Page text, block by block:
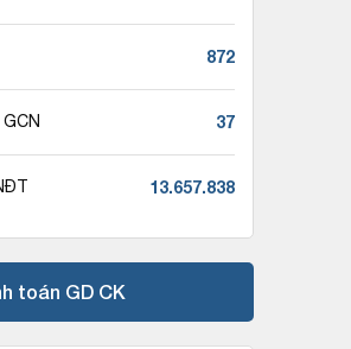
872
37
13.657.838
toán GD CK